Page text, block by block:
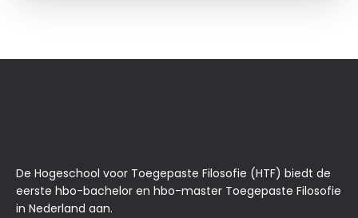
De Hogeschool voor Toegepaste Filosofie (HTF) biedt de
eerste hbo-bachelor en hbo-master Toegepaste Filosofie
in Nederland aan.